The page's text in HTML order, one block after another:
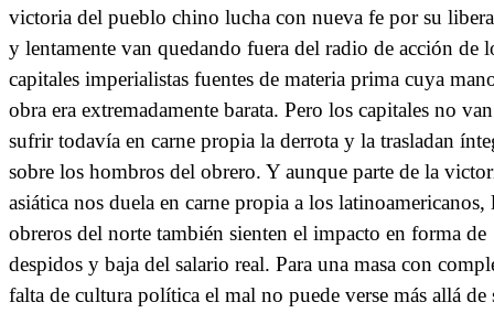
victoria del pueblo chino lucha con nueva fe por su
y lentamente van quedando fuera del radio de acción de
capitales imperialistas fuentes de materia prima cuya
obra era extremadamente barata. Pero los capitales no
sufrir todavía en carne propia la derrota y la trasladan
sobre los hombros del obrero. Y aunque parte de la
asiática nos duela en carne propia a los latinoamericanos,
obreros del norte también sienten el impacto en forma de
despidos y baja del salario real. Para una masa con
falta de cultura política el mal no puede verse más allá de